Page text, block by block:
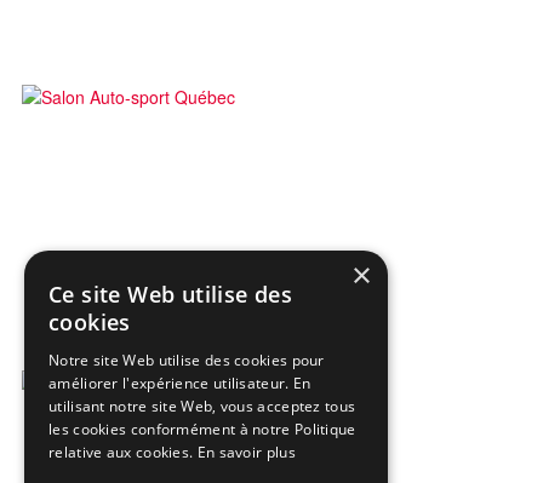
×
Ce site Web utilise des
cookies
Notre site Web utilise des cookies pour
améliorer l'expérience utilisateur. En
utilisant notre site Web, vous acceptez tous
les cookies conformément à notre Politique
relative aux cookies. En savoir plus